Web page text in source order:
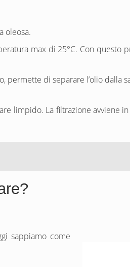
oleosa.
max di 25°C. Con questo
permette di separare l’olio dalla
limpido. La filtrazione avviene
sappiamo come